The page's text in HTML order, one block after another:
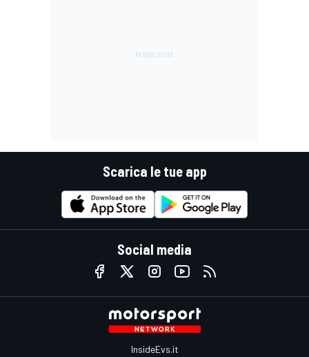
Scarica le tue app
Social media
InsideEvs.it